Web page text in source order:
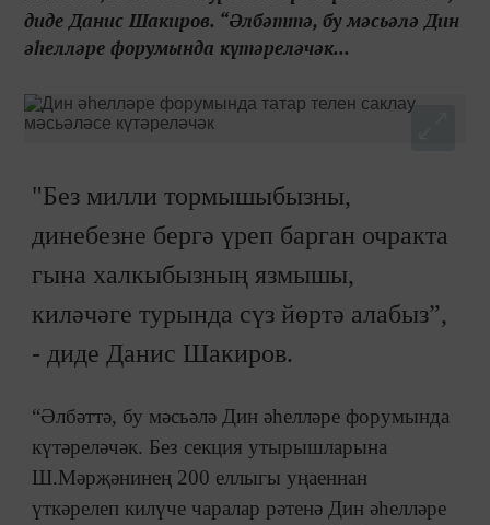
диде Данис Шакиров. “Әлбәттә, бу мәсьәлә Дин
әһелләре форумында күтәреләчәк...
"Без милли тормышыбызны,
динебезне бергә үреп барган очракта
гына халкыбызның язмышы,
киләчәге турында сүз йөртә алабыз”,
- диде Данис Шакиров.
“Әлбәттә, бу мәсьәлә Дин әһелләре форумында
күтәреләчәк. Без секция утырышларына
Ш.Мәрҗәнинең 200 еллыгы уңаеннан
үткәрелеп килүче чаралар рәтенә Дин әһелләре